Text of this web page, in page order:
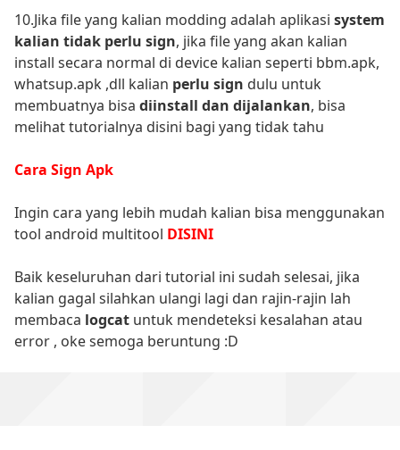
10.Jika file yang kalian modding adalah aplikasi system
kalian tidak perlu sign, jika file yang akan kalian
install secara normal di device kalian seperti bbm.apk,
whatsup.apk ,dll kalian perlu sign dulu untuk
membuatnya bisa diinstall dan dijalankan, bisa
melihat tutorialnya disini bagi yang tidak tahu
Cara Sign Apk
Ingin cara yang lebih mudah kalian bisa menggunakan
tool android multitool DISINI
Baik keseluruhan dari tutorial ini sudah selesai, jika
kalian gagal silahkan ulangi lagi dan rajin-rajin lah
membaca logcat untuk mendeteksi kesalahan atau
error , oke semoga beruntung :D